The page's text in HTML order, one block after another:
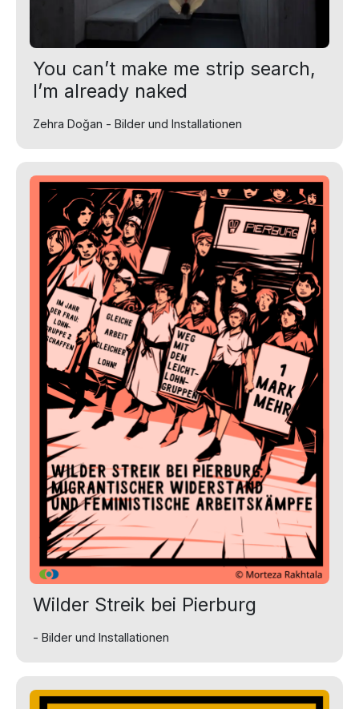
You can’t make me strip search,
I’m already naked
Zehra Doğan - Bilder und Installationen
Wilder Streik bei Pierburg
- Bilder und Installationen